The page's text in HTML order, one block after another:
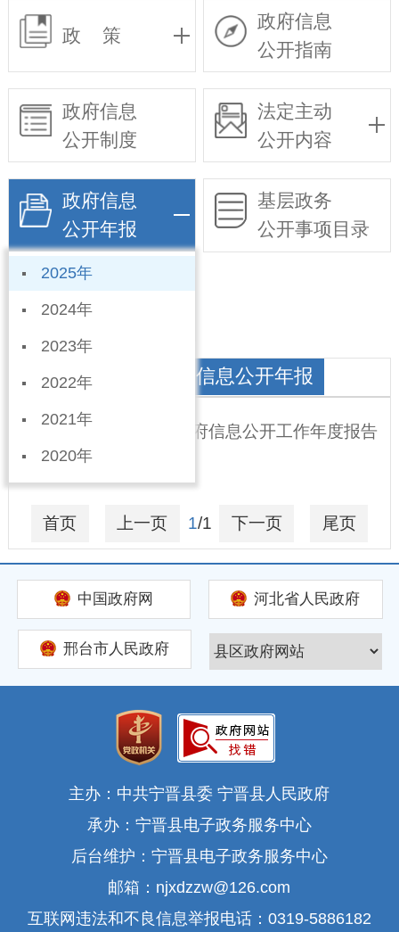
政 策
政府信息
公开指南
政府信息
公开制度
法定主动
公开内容
政府信息
公开年报
2025年
2024年
2023年
2022年
2021年
2020年
基层政务
公开事项目录
依申请公开
河渠镇人民政府政府信息公开年报
宁晋县河渠镇2025年政府信息公开工作年度报告
2026-01-09
首页 上一页 1/1 下一页 尾页
中国政府网 河北省人民政府
邢台市人民政府
主办：中共宁晋县委 宁晋县人民政府
承办：宁晋县电子政务服务中心
后台维护：宁晋县电子政务服务中心
邮箱：njxdzzw@126.com
互联网违法和不良信息举报电话：0319-5886182